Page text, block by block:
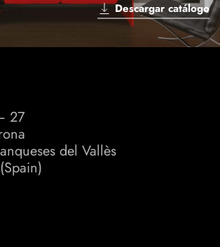
Descargar catálogo
27
del Vallès